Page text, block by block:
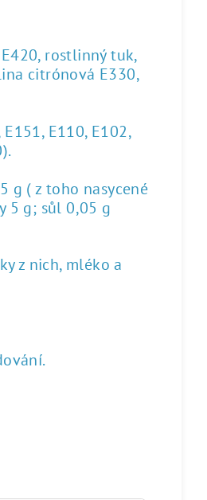
rostlinný tuk,
citrónová E330,
E110, E102,
g ( z toho nasycené
5 g; sůl 0,05 g
z nich, mléko a